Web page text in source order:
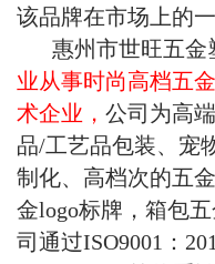
该品牌在市场上的
惠州市世旺五金
业从事时尚高档五
术企业， 公司为高
品/工艺品包装、宠
制化、高档次的五
金logo标牌，箱包
司通过ISO9001：